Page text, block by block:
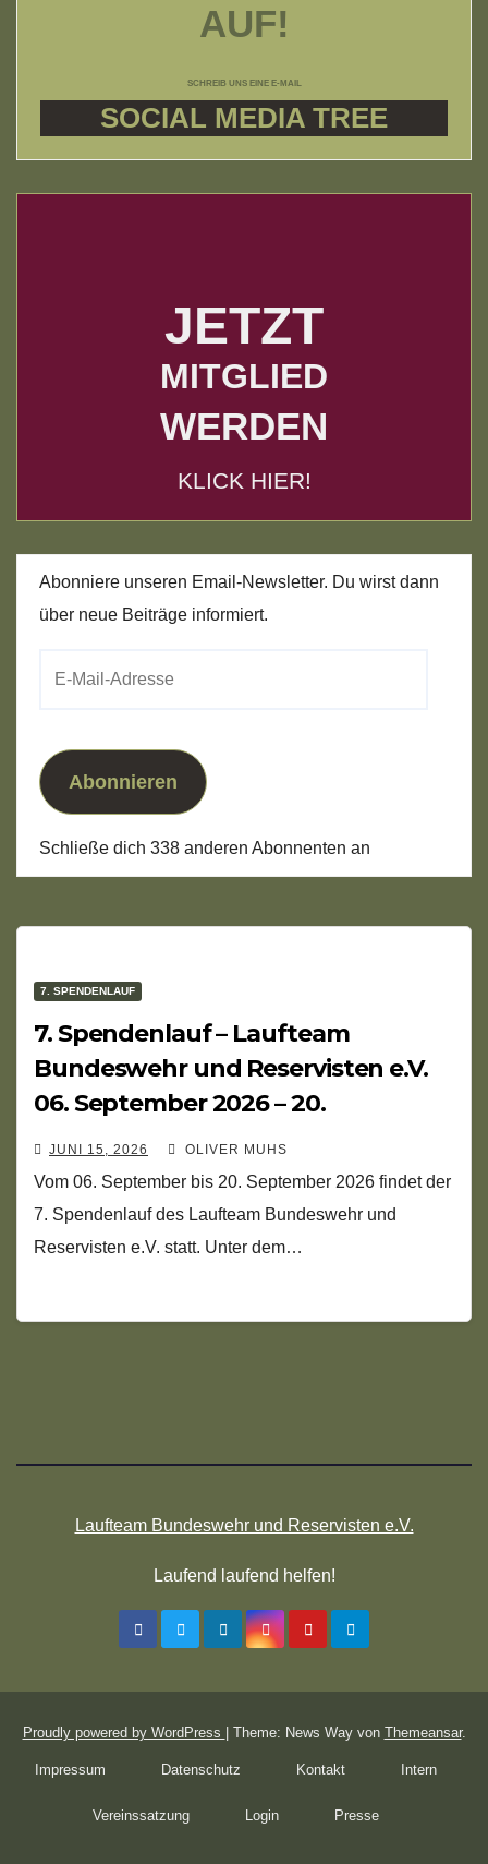
AUF!
SCHREIB UNS EINE E-MAIL
SOCIAL MEDIA TREE
JETZT
MITGLIED
WERDEN
KLICK HIER!
Abonniere unseren Email-Newsletter. Du wirst dann
über neue Beiträge informiert.
Abonnieren
Schließe dich 338 anderen Abonnenten an
7. SPENDENLAUF
7. Spendenlauf – Laufteam
Bundeswehr und Reservisten e.V.
06. September 2026 – 20.
September 2026
JUNI 15, 2026 OLIVER MUHS
Vom 06. September bis 20. September 2026 findet der
7. Spendenlauf des Laufteam Bundeswehr und
Reservisten e.V. statt. Unter dem…
Laufteam Bundeswehr und Reservisten e.V.
Laufend laufend helfen!
Proudly powered by WordPress Theme: News Way von Themeansar.
Impressum Datenschutz Kontakt Intern
Vereinssatzung Login Presse